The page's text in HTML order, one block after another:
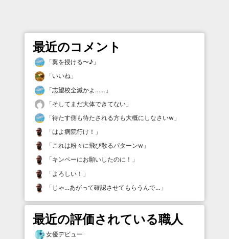
最近のコメント
「翼を授ける〜♪ 」
「いいね 」
「志望校全滅かよ…… 」
「そしてまだ大体できてない 」
「待たす側も待たされる方も大概にしなさいw 」
「はよ病院行け！ 」
「これは粉々に飛び散るパターンw 」
「キンペーにお願いしたのに！ 」
「 よろしい！ 」
「 じゃ…あがって確認させてもらうんで… 」
最近の評価されている職人
女優デビュー